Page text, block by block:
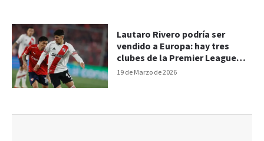
19 de Marzo de 2026
Lautaro Rivero podría ser
vendido a Europa: hay tres
clubes de la Premier League
interesados